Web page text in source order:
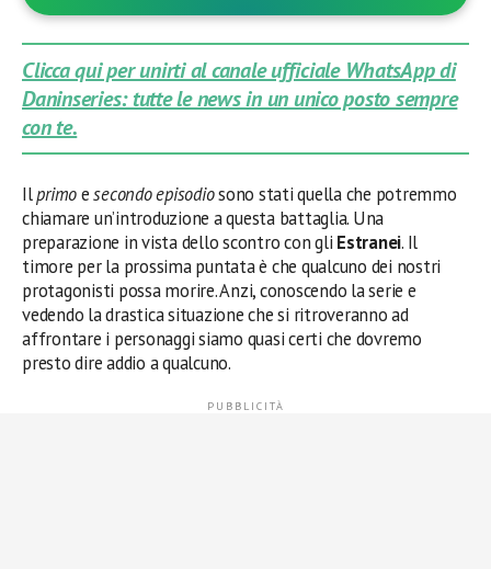
Clicca qui per unirti al canale ufficiale WhatsApp di
Daninseries: tutte le news in un unico posto sempre
con te.
Ilprimoesecondo episodiosono stati quella che potremmo
chiamare un’introduzione a questa battaglia. Una
preparazione in vista dello scontro con gli Estranei. Il
timore per la prossima puntata è che qualcuno dei nostri
protagonisti possa morire. Anzi, conoscendo la serie e
vedendo la drastica situazione che si ritroveranno ad
affrontare i personaggi siamo quasi certi che dovremo
presto dire addio a qualcuno.